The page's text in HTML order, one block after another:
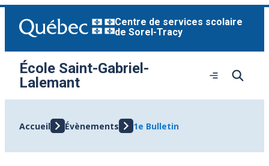
Aller
contenu
Centre de services scolaire
de Sorel-Tracy
École Saint-Gabriel-
Lalemant
Ouvrir
Accueil Évènements 1e Bulletin